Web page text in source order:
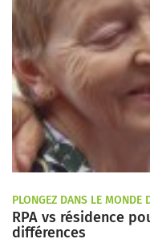
PLONGEZ DANS LE MONDE
RPA vs résidence
différences